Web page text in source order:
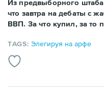
Из предвыборного
что завтра на дебаты с
ВВП. За что купил, за то
TAGS:Элегируя на арфе